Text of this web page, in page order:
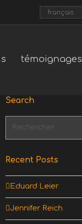
français
témoignages
Search
Rechercher
Recent Posts
Eduard Leier
Jennifer Reich